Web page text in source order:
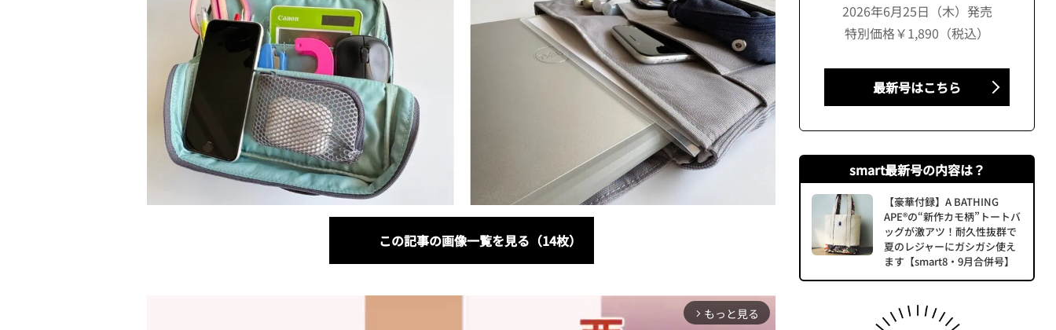
この記事の画像一覧を見る（14枚）
arrow_forward_ios もっと見る
2026年6月25日（木）発売
特別価格￥1,890（税込）
最新号はこちら
smart最新号の内容は？
【豪華付録】A BATHING
APE®の“新作カモ柄”トートバ
ッグが激アツ！耐久性抜群で
夏のレジャーにガシガシ使え
ます【smart8・9月合併号】